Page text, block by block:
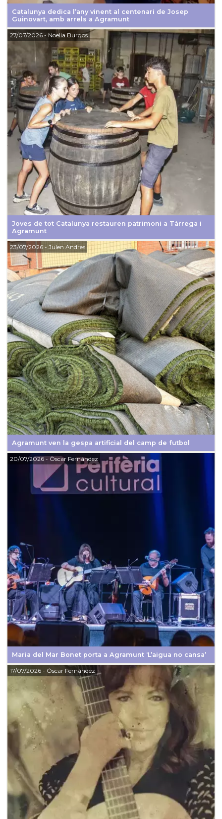
Catalunya dedica l’any vinent al centenari de Josep
Guinovart, amb arrels a Agramunt
Joves de tot Catalunya restauren patrimoni a Tàrrega i
Agramunt
27/07/2026- Noelia Burgos
Agramunt ven la gespa artificial del camp de futbol
23/07/2026- Julen Andres
Maria del Mar Bonet porta a Agramunt ‘L’aigua no cansa’
20/07/2026- Òscar Fernández
17/07/2026- Òscar Fernández